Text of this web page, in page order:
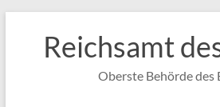
springenReichsamt
Oberste Behörde des